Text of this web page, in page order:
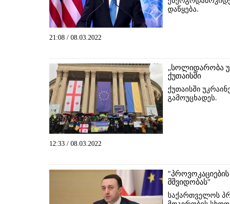
დაწყება.
21:08 / 08.03.2022
„სოლიდარობა
ქუთაისში
ქუთაისში
გამოუცხადეს.
12:33 / 08.03.2022
მშვიდობას"
საქართველოს